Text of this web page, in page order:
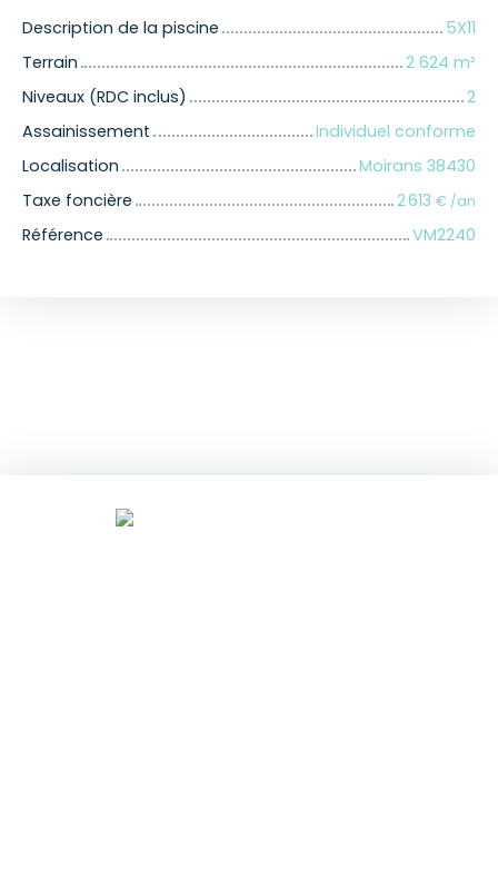
Description de la piscine
5X11
Terrain
2 624 m²
Niveaux (RDC inclus)
2
Assainissement
Individuel conforme
Localisation
Moirans 38430
Taxe foncière
2 613 € /an
Référence VM2240